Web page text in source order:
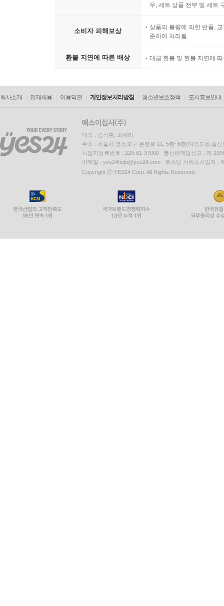
우, 세트 상품 전부 및 세트
소비자 피해보상
상품의 불량에 의한 반품,
준하여 처리됨
환불 지연에 따른 배상 대금 환불 및 환불 지연에
회사소개 인재채용 이용약관 개인정보처리방침 청소년보호정책 도서홍보안내
대표 : 김석환, 최세라
주소 : 서울시 영등포구 은행로 11, 5층~6층(여의도동,일신
사업자등록번호 : 229-81-37000 통신판매업신고 : 제
이메일 : yes24help@yes24.com 호스팅 서비스사업자 :
Copyright ⓒ YES24 Corp. All Rights Reserved.